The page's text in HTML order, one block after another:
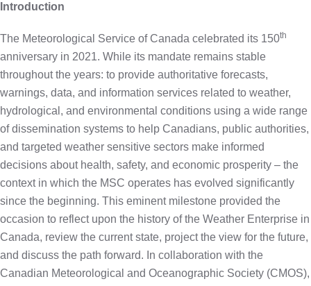
Introduction
The Meteorological Service of Canada celebrated its 150th
anniversary in 2021. While its mandate remains stable
throughout the years: to provide authoritative forecasts,
warnings, data, and information services related to weather,
hydrological, and environmental conditions using a wide range
of dissemination systems to help Canadians, public authorities,
and targeted weather sensitive sectors make informed
decisions about health, safety, and economic prosperity – the
context in which the MSC operates has evolved significantly
since the beginning. This eminent milestone provided the
occasion to reflect upon the history of the Weather Enterprise in
Canada, review the current state, project the view for the future,
and discuss the path forward. In collaboration with the
Canadian Meteorological and Oceanographic Society (CMOS),